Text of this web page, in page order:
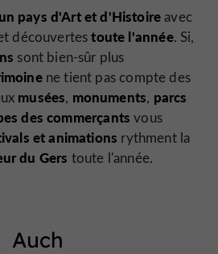
pays d'Art et d'Histoireavec
découvertestoute l'année. Si,
sont bien-sûr plus
ne tient pas compte des
musées, monuments, parcs
des commerçants vous
et animations rythment la
du Gers toute l'année.
Auch